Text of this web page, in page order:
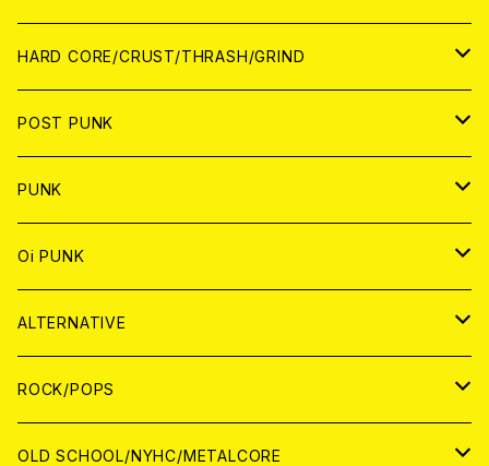
アナログ
DIGITAL CONTENTS
CD
ANALOG
HARD CORE/CRUST/THRASH/GRIND
JAPAN
CD
ANALOG
WORLD
CD
ANALOG
POST PUNK
CD
JAPAN
WORLD
ANALOG
JAPAN
WORLD
PUNK
JAPAN
CD
ANALOG
WORLD
CD
ANALOG
Oi PUNK
JAPAN
CD
ANALOG
WOLRD
CD
ALTERNATIVE
JAPAN
CD
WORLD
ROCK/POPS
JAPAN
OLD SCHOOL/NYHC/METALCORE